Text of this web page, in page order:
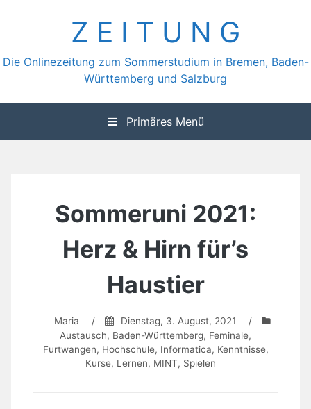
Z E I T U N G
Die Onlinezeitung zum Sommerstudium in Bremen, Baden-
Württemberg und Salzburg
Primäres Menü
Sommeruni 2021:
Herz & Hirn für’s
Haustier
Maria / Dienstag, 3. August, 2021
/
Austausch, Baden-Württemberg, Feminale,
Furtwangen, Hochschule, Informatica, Kenntnisse,
Kurse, Lernen, MINT, Spielen